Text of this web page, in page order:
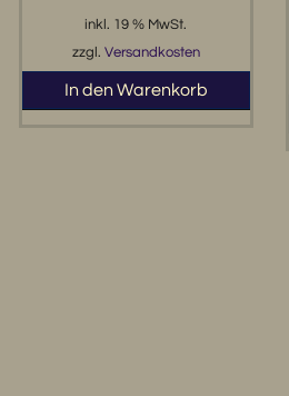
inkl. 19 % MwSt.
zzgl. Versandkosten
In den Warenkorb